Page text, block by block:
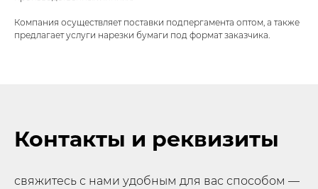
Компания осуществляет поставки подпергамента оптом, а также
предлагает услуги нарезки бумаги под формат заказчика.
Контакты и реквизиты
свяжитесь с нами удобным для вас способом —